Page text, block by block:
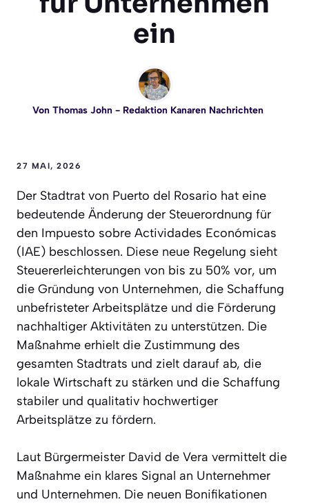
ein
Von Thomas John- Redaktion Kanaren Nachrichten
27 MAI, 2026
Der Stadtrat von Puerto del Rosario hat eine
bedeutende Änderung der Steuerordnung für
den Impuesto sobre Actividades Económicas
(IAE) beschlossen. Diese neue Regelung sieht
Steuererleichterungen von bis zu 50% vor, um
die Gründung von Unternehmen, die Schaffung
unbefristeter Arbeitsplätze und die Förderung
nachhaltiger Aktivitäten zu unterstützen. Die
Maßnahme erhielt die Zustimmung des
gesamten Stadtrats und zielt darauf ab, die
lokale Wirtschaft zu stärken und die Schaffung
stabiler und qualitativ hochwertiger
Arbeitsplätze zu fördern.
Laut Bürgermeister David de Vera vermittelt die
Maßnahme ein klares Signal an Unternehmer
und Unternehmen. Die neuen Bonifikationen